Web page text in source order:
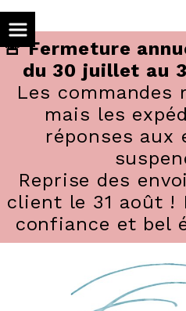
🚨 Fermeture
du 30 juillet au
Les commandes
mais les
réponses aux
Reprise des
client le 31 août !
confiance et bel